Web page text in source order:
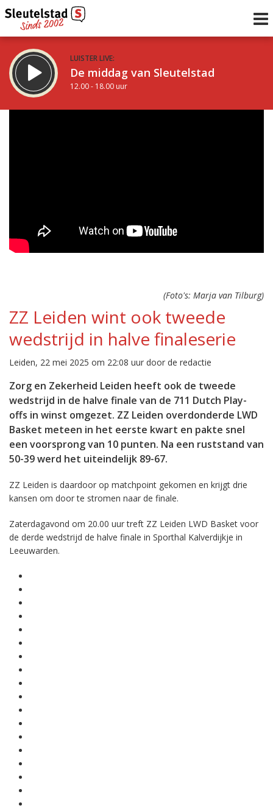
LUISTER LIVE:
De middag van Sleutelstad
12.00 - 18.00 uur
(Foto's: Marja van Tilburg)
ZZ Leiden wint ook tweede
wedstrijd in halve finaleserie
Leiden, 22 mei 2025 om 22:08 uur door de redactie
Zorg en Zekerheid Leiden heeft ook de tweede
wedstrijd in de halve finale van de 711 Dutch Play-
offs in winst omgezet. ZZ Leiden overdonderde LWD
Basket meteen in het eerste kwart en pakte snel
een voorsprong van 10 punten. Na een ruststand van
50-39 werd het uiteindelijk 89-67.
ZZ Leiden is daardoor op matchpoint gekomen en krijgt drie
kansen om door te stromen naar de finale.
Zaterdagavond om 20.00 uur treft ZZ Leiden LWD Basket voor
de derde wedstrijd de halve finale in Sporthal Kalverdijkje in
Leeuwarden.